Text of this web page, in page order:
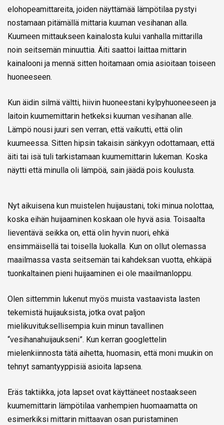
elohopeamittareita, joiden näyttämää lämpötilaa pystyi
nostamaan pitämällä mittaria kuuman vesihanan alla.
Kuumeen mittaukseen kainalosta kului vanhalla mittarilla
noin seitsemän minuuttia. Äiti saattoi laittaa mittarin
kainalooni ja mennä sitten hoitamaan omia asioitaan toiseen
huoneeseen.
Kun äidin silmä vältti, hiivin huoneestani kylpyhuoneeseen ja
laitoin kuumemittarin hetkeksi kuuman vesihanan alle.
Lämpö nousi juuri sen verran, että vaikutti, että olin
kuumeessa. Sitten hipsin takaisin sänkyyn odottamaan, että
äiti tai isä tuli tarkistamaan kuumemittarin lukeman. Koska
näytti että minulla oli lämpöä, sain jäädä pois koulusta.
Nyt aikuisena kun muistelen huijaustani, toki minua nolottaa,
koska eihän huijaaminen koskaan ole hyvä asia. Toisaalta
lieventävä seikka on, että olin hyvin nuori, ehkä
ensimmäisellä tai toisella luokalla. Kun on ollut olemassa
maailmassa vasta seitsemän tai kahdeksan vuotta, ehkäpä
tuonkaltainen pieni huijaaminen ei ole maailmanloppu.
Olen sittemmin lukenut myös muista vastaavista lasten
tekemistä huijauksista, jotka ovat paljon
mielikuvituksellisempia kuin minun tavallinen
“vesihanahuijaukseni”. Kun kerran googlettelin
mielenkiinnosta tätä aihetta, huomasin, että moni muukin on
tehnyt samantyyppisiä asioita lapsena.
Eräs taktiikka, jota lapset ovat käyttäneet nostaakseen
kuumemittarin lämpötilaa vanhempien huomaamatta on
esimerkiksi mittarin mittaavan osan puristaminen